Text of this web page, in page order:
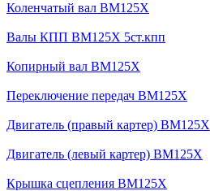
Коленчатый вал BM125X
Валы КПП BM125X 5ст.кпп
Копирный вал BM125X
Переключение передач BM125X
Двигатель (правый картер) BM125X
Двигатель (левый картер) BM125X
Крышка сцепления BM125X